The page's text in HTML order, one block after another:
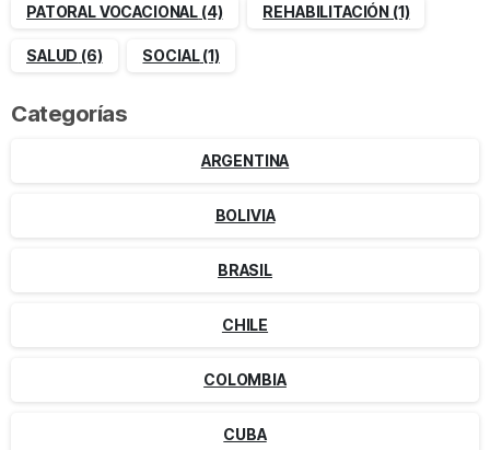
PATORAL VOCACIONAL (4) REHABILITACIÓN (1)
SALUD (6) SOCIAL(1)
Categorías
ARGENTINA
BOLIVIA
BRASIL
CHILE
COLOMBIA
CUBA